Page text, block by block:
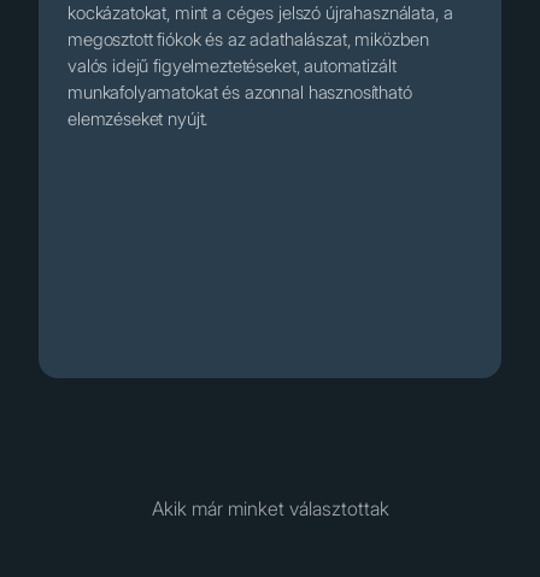
kockázatokat, mint a céges jelszó újrahasználata, a
megosztott fiókok és az adathalászat, miközben
valós idejű figyelmeztetéseket, automatizált
munkafolyamatokat és azonnal hasznosítható
elemzéseket nyújt.
Akik már minket választottak